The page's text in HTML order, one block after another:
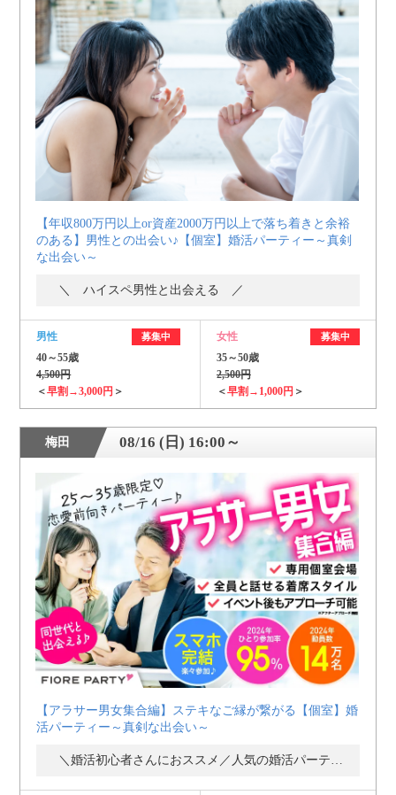
【年収800万円以上or資産2000万円以上で落ち着きと余裕
のある】男性との出会い♪【個室】婚活パーティー～真剣
な出会い～
＼ ハイスペ男性と出会える ／
男性 募集中
40～55歳
4,500円
＜早割→3,000円 ＞
女性 募集中
35～50歳
2,500円
＜早割→1,000円 ＞
梅田 08/16 (日) 16:00～
【アラサー男女集合編】ステキなご縁が繋がる【個室】婚
活パーティー～真剣な出会い～
＼婚活初心者さんにおススメ／人気の婚活パーティー・街コン